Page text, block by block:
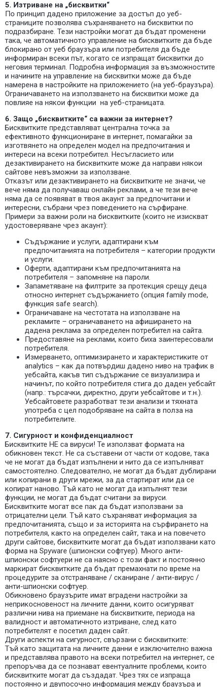
5. Изтриване на „бисквитки“
По принцип дадено приложение за достъп до уеб-
страниците позволява съхраняването на бисквитки по
подразбиране. Тези настройки могат да бъдат променени
така, че автоматичното управление на бисквитките да бъде
блокирано от уеб браузъра или потребителя да бъде
информиран всеки път, когато се изпращат бисквитки до
неговия терминал. Подробна информация за възможностите
и начините на управление на бисквитки може да бъде
намерена в настройките на приложението (на уеб-браузъра).
Ограничаването на използването на бисквитки може да
повлияе на някои функции на уеб-страницата.
6. Защо „бисквитките“ са важни за интернет?
Бисквитките представляват централна точка за
ефективното функциониране в интернет, помагайки за
изготвянето на определен модел на предпочитания и
интереси на всеки потребител. Несъгласието или
дезактивирането на бисквитките може да направи някои
сайтове невъзможни за използване.
Отказът или дезактивирането на бисквитките не значи, че
вече няма да получаваш онлайн реклами, а че тези вече
няма да се появяват в твоя акаунт за предпочитани и
интересни, събрани чрез поведението на сърфиране.
Примери за важни роли на бисквитките (които не изискват
удостоверяване чрез акаунт):
Съдържание и услуги, адаптирани към
предпочитанията на потребителя – категории продукти
и услуги.
Оферти, адаптирани към предпочитанията на
потребителя – запомняне на пароли.
Запаметяване на филтрите за протекция срещу деца
относно интернет съдържанието (опция family mode,
функция safe search).
Ограничаване на честотата на използване на
рекламите – ограничаването на афиширането на
дадена реклама за определен потребител на сайта.
Предоставяне на реклами, които биха заинтересовали
потребителя.
Измерването, оптимизирането и характеристиките от
analytics – как да потвърдиш дадено ниво на трафик в
уебсайта, какъв тип съдържание се визуализира и
начинът, по който потребителя стига до даден уебсайт
(напр.: търсачки, директно, други уебсайтове и т.н.).
Уебсайтовете разработват тези анализи и тяхната
употреба с цел подобряване на сайта в полза на
потребителите.
7. Сигурност и конфиденциалност
Бисквитките НЕ са вируси! Те използват формата на
обикновен текст. Не са съставени от части от кодове, така
че не могат да бъдат изпълнени и нито да се изпълняват
самостоятелно. Следователно, не могат да бъдат дублирани
или копирани в други мрежи, за да стартират или да се
копират наново. Тъй като не могат да изпълнят тези
функции, не могат да бъдат считани за вируси.
Бисквитките могат все пак да бъдат използвани за
отрицателни цели. Тъй като съхраняват информация за
предпочитанията, също и за историята на сърфирането на
потребителя, както на определен сайт, така и на повечето
други сайтове, бисквитките могат да бъдат използвани като
форма на Spyware (шпионски софтуер). Много анти-
шпионски софтуери не са наясно с този факт и постоянно
маркират бисквитките да бъдат премахнати по време на
процедурите за отстраняване / сканиране / анти-вирус /
анти-шпионски софтуер.
Обикновено браузърите имат вградени настройки за
неприкосновеност на личните данни, които осигуряват
различни нива на приемане на бисквитките, периода на
валидност и автоматичното изтриване, след като
потребителят е посетил даден сайт.
Други аспекти на сигурност, свързани с бисквитките:
Тъй като защитата на личните данни е изключително важна
и представлява правото на всеки потребител на интернет, се
препоръчва да се познават евентуалните проблеми, които
бисквитките могат да създадат. Чрез тях се изпраща
постоянно и двупосочно информация между браузъра и